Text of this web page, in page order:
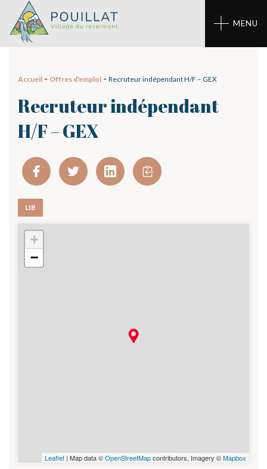
Panneau de gestion des cookies
MENU
Accueil - Offres d'emploi - Recruteur indépendant H/F – GEX
Recruteur indépendant
H/F – GEX
LIB
01 - Gex
+
−
Leaflet | Map data ©OpenStreetMapcontributors, Imagery ©Mapbox